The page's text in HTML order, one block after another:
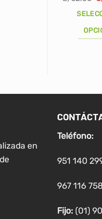
variantes.
opciones
se
en
página
producto
en
Teléfono:
951 140
967 116
Fijo: (01)